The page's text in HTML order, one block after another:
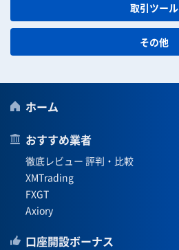
取引ツール
その他
ホーム
おすすめ業者
徹底レビュー 評判・比較
XMTrading
FXGT
Axiory
口座開設ボーナス